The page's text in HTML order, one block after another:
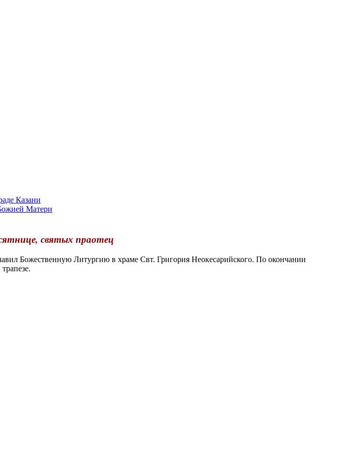
Казани
Матери
святых праотец
Божественную Литургию в храме Свт. Григория Неокесарийского. По окончании